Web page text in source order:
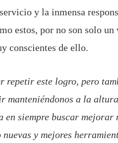
y la inmensa
estos, por no son solo un
conscientes de ello.
repetir este logro, pero
manteniéndonos a la
siempre buscar mejorar
y mejores